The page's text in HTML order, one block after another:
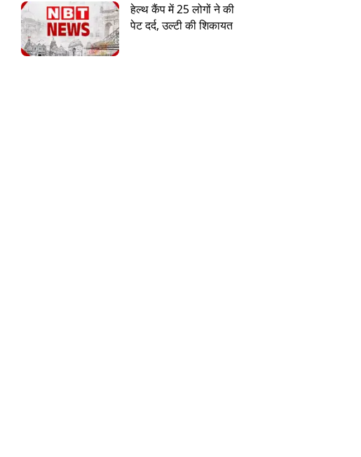
हेल्थ कैंप में 25 लोगों ने की
पेट दर्द, उल्टी की शिकायत